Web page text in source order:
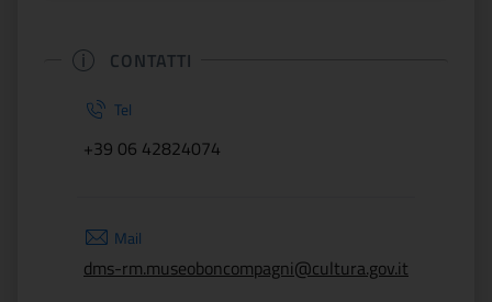
CONTATTI
Tel
+39 06 42824074
Mail
dms-rm.museoboncompagni@cultura.gov.it